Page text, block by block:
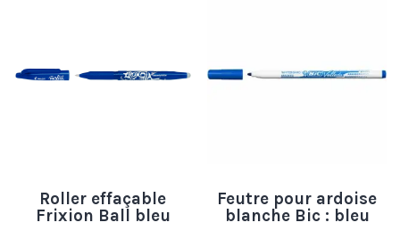
Roller effaçable
Frixion Ball bleu
Feutre pour ardoise
blanche Bic : bleu